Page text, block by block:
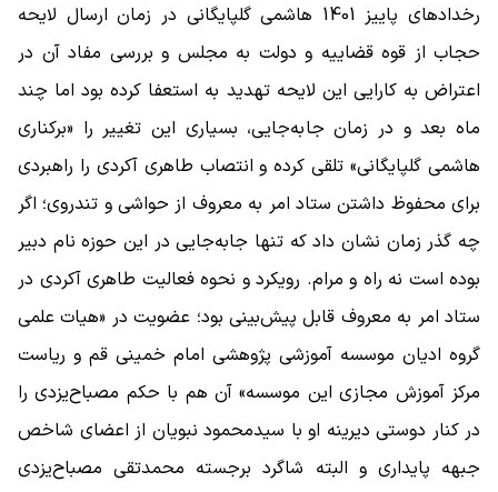
رخدادهای پاییز 1401 هاشمی گلپایگانی در زمان ارسال لایحه
حجاب از قوه قضاییه و دولت به مجلس و بررسی مفاد آن در
اعتراض به کارایی این لایحه تهدید به استعفا کرده بود اما چند
ماه بعد و در زمان جابه‌جایی، بسیاری این تغییر را «برکناری
هاشمی گلپایگانی» تلقی کرده و انتصاب طاهری آکردی را راهبردی
برای محفوظ داشتن ستاد امر به معروف از حواشی و تندروی؛ اگر
چه گذر زمان نشان داد که تنها جابه‌جایی در این حوزه نام دبیر
بوده است نه راه و مرام. رویکرد و نحوه فعالیت طاهری آکردی در
ستاد امر به معروف قابل پیش‌بینی بود؛ عضویت در «هیات علمی
گروه ادیان موسسه آموزشی پژوهشی امام خمینی قم و ریاست
مرکز آموزش مجازی این موسسه» آن هم با حکم مصباح‌یزدی را
در کنار دوستی دیرینه او با سیدمحمود نبویان از اعضای شاخص
جبهه پایداری و البته شاگرد برجسته محمدتقی مصباح‌یزدی